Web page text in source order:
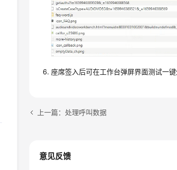
座席签入后可在工作台弹屏界面测试一键
上一篇：处理呼叫数据
意见反馈